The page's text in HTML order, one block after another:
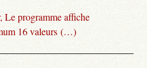
Le programme affiche
16 valeurs (…)